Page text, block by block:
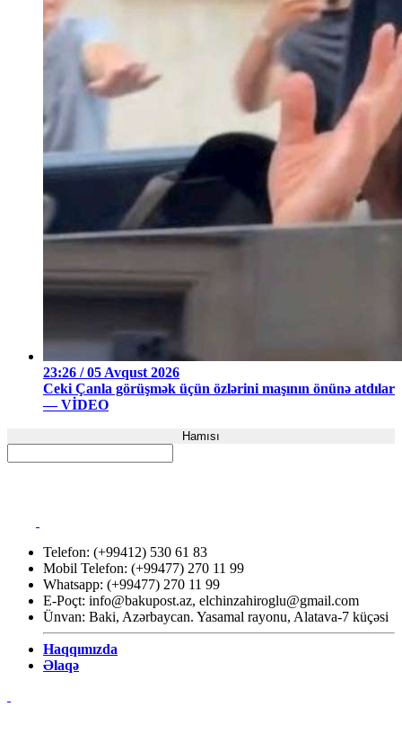
23:26 / 05 Avqust 2026
Ceki Çanla görüşmək üçün özlərini maşının önünə atdılar
— VİDEO
Hamısı
Telefon: (+99412) 530 61 83
Mobil Telefon: (+99477) 270 11 99
Whatsapp: (+99477) 270 11 99
E-Poçt: info@bakupost.az, elchinzahiroglu@gmail.com
Ünvan: Baki, Azərbaycan. Yasamal rayonu, Alatava-7 küçəsi
Haqqımızda
Əlaqə